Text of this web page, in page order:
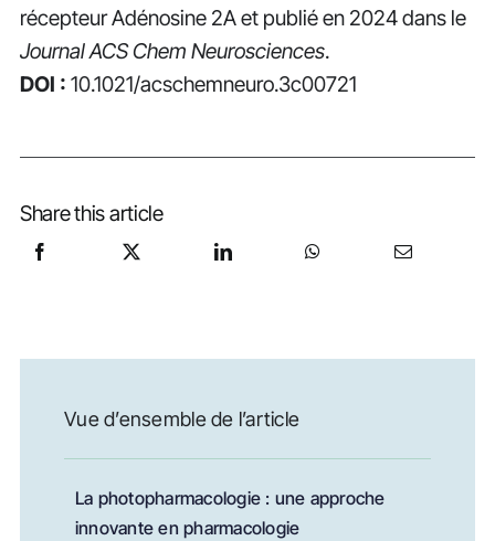
récepteur Adénosine 2A et publié en 2024 dans le
Journal ACS Chem Neurosciences.
DOI : 10.1021/acschemneuro.3c00721
Share this article
Vue d’ensemble de l’article
La photopharmacologie : une approche
innovante en pharmacologie